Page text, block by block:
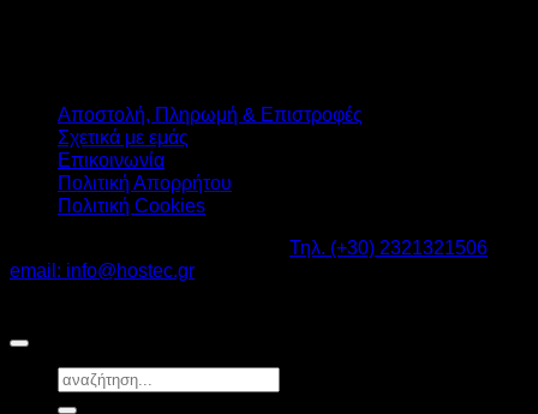
Αποστολή, Πληρωμή & Επιστροφές
Σχετικά με εμάς
Επικοινωνία
Πολιτική Απορρήτου
Πολιτική Cookies
Τηλ. (+30) 2321321506
email: info@hostec.gr
Αναζήτηση
για: